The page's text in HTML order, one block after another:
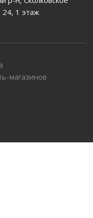
24, 1 этаж
магазинов